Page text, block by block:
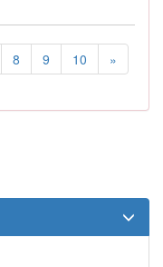
8 9 10 »